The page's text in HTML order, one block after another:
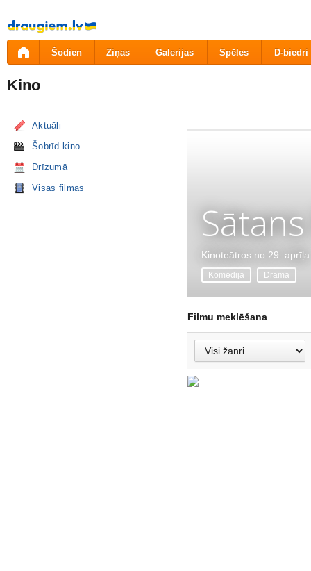
Pāriet
uz
saturu
Šodien Ziņas Galerijas Spēles D-biedri
Kino
Aktuāli
Šobrīd kino
Drīzumā
Visas filmas
Kinoteātros no 29. aprīļa
Komēdija Drāma
Filmu meklēšana